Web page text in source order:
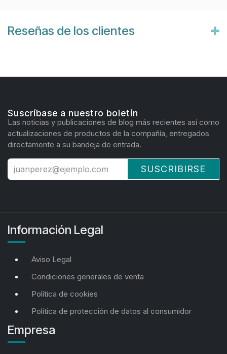
Reseñas de los clientes
Suscríbase a nuestro boletín
Las noticias y publicaciones de blog más recientes así como
actualizaciones de productos de la compañía, entregados
directamente a su bandeja de entrada.
SUSCRIBIRSE
Información Legal
Aviso Legal
Condiciones generales de venta
Política de cookies
Política de protección de datos al consumidor
Empresa